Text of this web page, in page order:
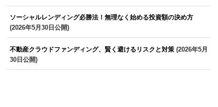
ソーシャルレンディング必勝法！無理なく始める投資額の決め方
(2026年5月30日公開)
不動産クラウドファンディング、賢く避けるリスクと対策 (2026年5月
30日公開)